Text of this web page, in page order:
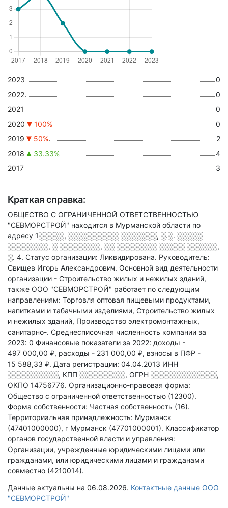
2023
0
2022
0
2021
0
2020
100%
0
2019
50%
2
2018
33.33%
4
2017
3
Краткая справка:
ОБЩЕСТВО С ОГРАНИЧЕННОЙ ОТВЕТСТВЕННОСТЬЮ
"СЕВМОРСТРОЙ" находится в Мурманской области по
адресу 1░░░░░, ░░░░░░░░░░ ░░░░░░░, ░.░. ░░░░░
░░░░░░░░, ░ ░░░░░░░░, ░░ ░░░░░░░░ ░░░░░ ░░░░░░,
░. 4. Статус организации: Ликвидирована. Руководитель:
Свищев Игорь Александрович. Основной вид деятельности
организации - Строительство жилых и нежилых зданий,
также ООО "СЕВМОРСТРОЙ" работает по следующим
направлениям: Торговля оптовая пищевыми продуктами,
напитками и табачными изделиями, Строительство жилых
и нежилых зданий, Производство электромонтажных,
санитарно-. Среднесписочная численность компании за
2023: 0 Финансовые показатели за 2022: доходы -
497 000,00 ₽, расходы - 231 000,00 ₽, взносы в ПФР -
15 588,33 ₽. Дата регистрации: 04.04.2013 ИНН
░░░░░░░░░░, КПП ░░░░░░░░░, ОГРН ░░░░░░░░░░░░░,
ОКПО 14756776. Организационно-правовая форма:
Общество с ограниченной ответственностью (12300).
Форма собственности: Частная собственность (16).
Территориальная принадлежность: Мурманск
(47401000000), г Мурманск (47701000001). Классификатор
органов государственной власти и управления:
Организации, учрежденные юридическими лицами или
гражданами, или юридическими лицами и гражданами
совместно (4210014).
Данные актуальны на 06.08.2026. Контактные данные ООО
"СЕВМОРСТРОЙ"